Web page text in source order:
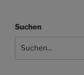
Suchen